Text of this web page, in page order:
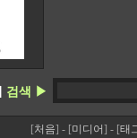
검색 ▶
[처음] - [미디어] - [태